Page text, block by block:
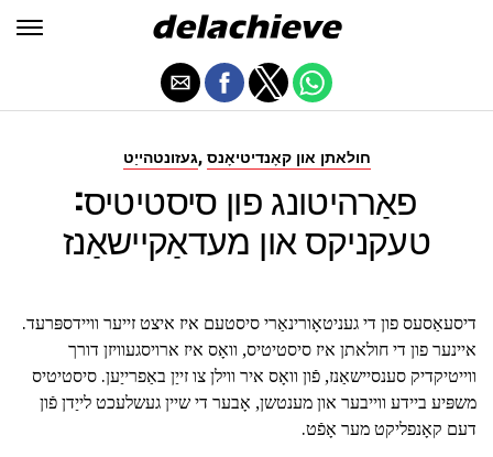
געזונטהייַט, חולאתן און קאָנדיטיאָנס
פאַרהיטונג פון סיסטיטיס:
טעקניקס און מעדאַקיישאַנז
דיסעאַסעס פון די געניטאָורינאַרי סיסטעם איז איצט זייער וויידספּרעד.
איינער פון די חולאתן איז סיסטיטיס, וואָס איז ארויסגעוויזן דורך
ווייטיקדיק סענסיישאַנז, פֿון וואָס איר ווילן צו זייַן באַפרייַען. סיסטיטיס
משפּיע ביידע ווייבער און מענטשן, אָבער די שיין געשלעכט לייַדן פֿון
דעם קאָנפליקט מער אָפֿט.